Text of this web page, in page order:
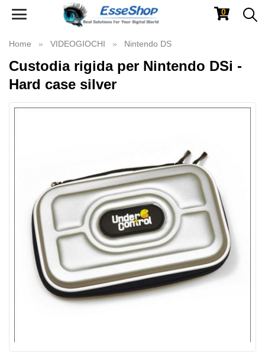
Toggle
0
Home VIDEOGIOCHI Nintendo DS
Custodia rigida per Nintendo DSi -
Hard case silver